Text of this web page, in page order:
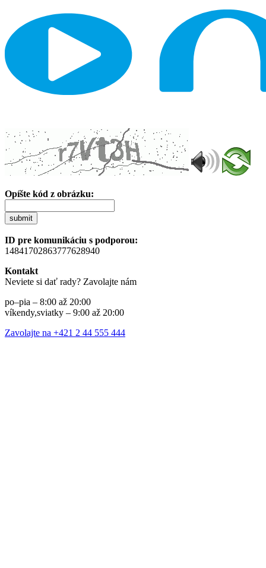
Opíšte kód z obrázku:
submit
ID pre komunikáciu s podporou:
14841702863777628940
Kontakt
Neviete si dať rady? Zavolajte nám
po–pia – 8:00 až 20:00
víkendy,sviatky – 9:00 až 20:00
Zavolajte na +421 2 44 555 444